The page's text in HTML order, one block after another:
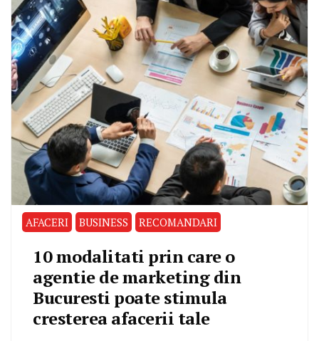
AFACERI BUSINESS RECOMANDARI
10 modalitati prin care o
agentie de marketing din
Bucuresti poate stimula
cresterea afacerii tale